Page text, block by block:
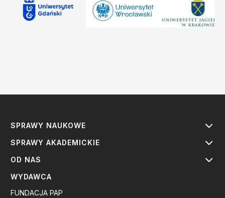
SPRAWY NAUKOWE
SPRAWY AKADEMICKIE
OD NAS
WYDAWCA
FUNDACJA PAP